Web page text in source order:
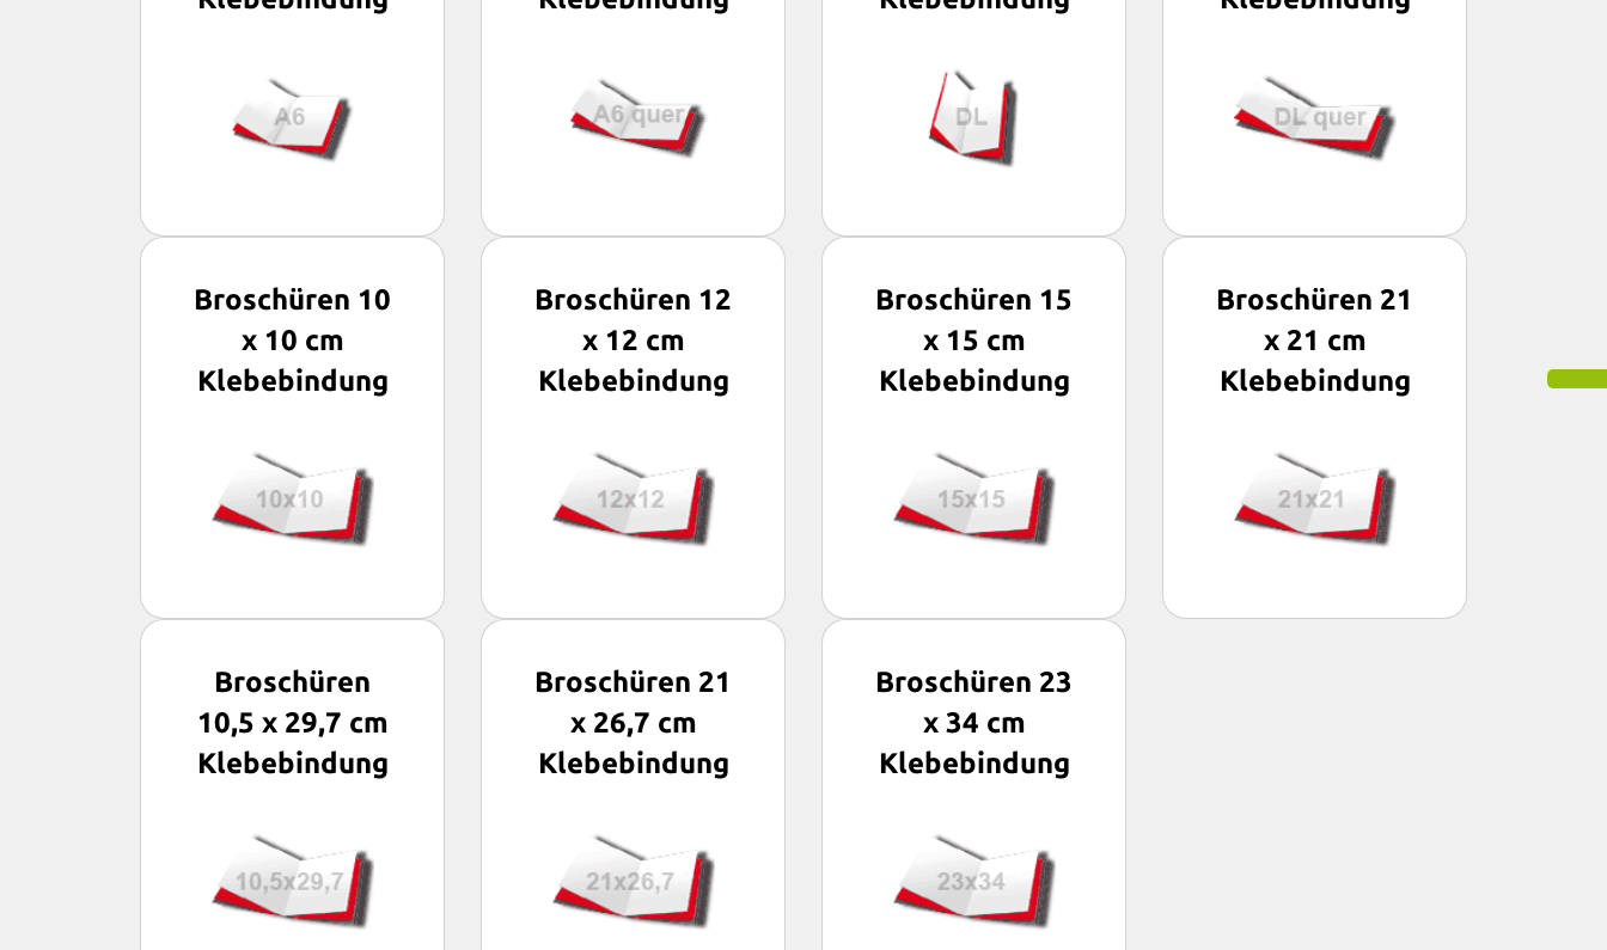
Broschüren 10
x 10 cm
Klebebindung
Broschüren 12
x 12 cm
Klebebindung
Broschüren 15
x 15 cm
Klebebindung
Broschüren 21
x 21 cm
Klebebindung
Broschüren
10,5 x 29,7 cm
Klebebindung
Broschüren 21
x 26,7 cm
Klebebindung
Broschüren 23
x 34 cm
Klebebindung